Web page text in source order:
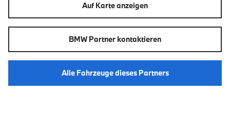
Auf Karte anzeigen
BMW Partner kontaktieren
Alle Fahrzeuge dieses Partners